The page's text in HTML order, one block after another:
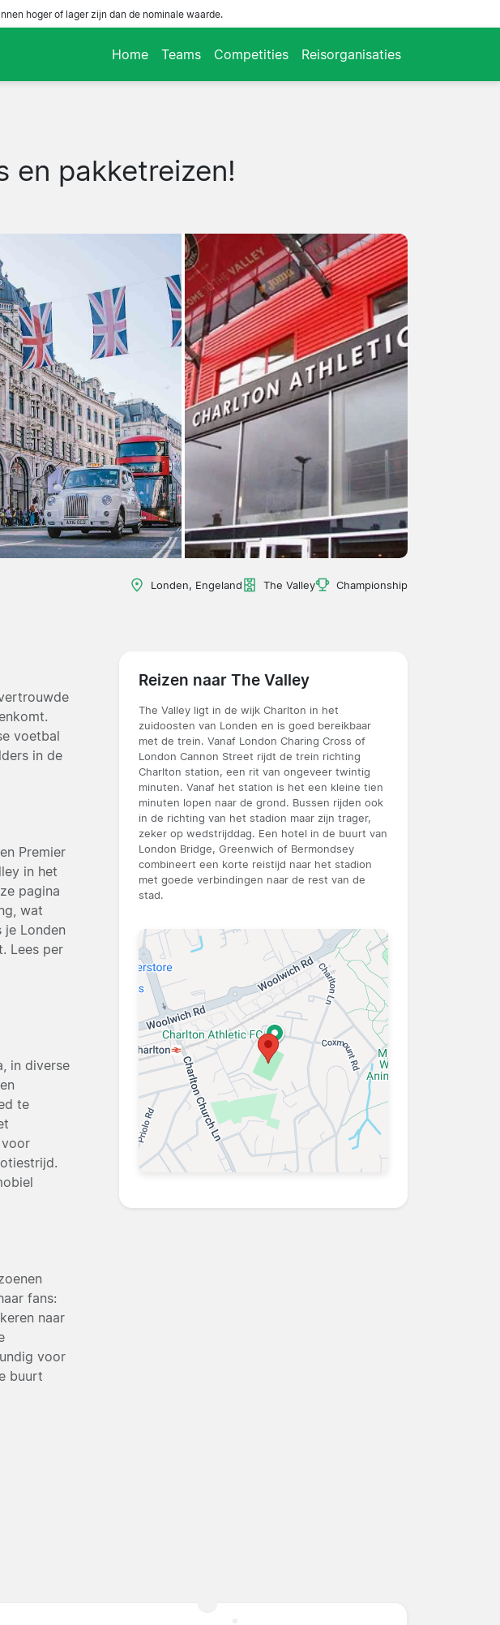
hoger of lager zijn dan de nominale waarde.
Home Teams Competities Reisorganisaties
en pakketreizen!
Londen, Engeland The Valley Championship
voetbal
in de
Premier
in het
pagina
wat
je Londen
Lees per
in diverse
te
fans:
naar
voor
buurt
Reizen naar The Valley
The Valley ligt in de wijk Charlton in het
zuidoosten van Londen en is goed bereikbaar
met de trein. Vanaf London Charing Cross of
London Cannon Street rijdt de trein richting
Charlton station, een rit van ongeveer twintig
minuten. Vanaf het station is het een kleine tien
minuten lopen naar de grond. Bussen rijden ook
in de richting van het stadion maar zijn trager,
zeker op wedstrijddag. Een hotel in de buurt van
London Bridge, Greenwich of Bermondsey
combineert een korte reistijd naar het stadion
met goede verbindingen naar de rest van de
stad.